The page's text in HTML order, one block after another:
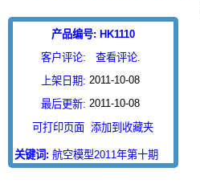
产品编号: HK1110
客户评论:
查看评论.
上架日期: 2011-10-08
最后更新: 2011-10-08
可打印页面
添加到收藏夹
关键词: 航空模型2011年第十期